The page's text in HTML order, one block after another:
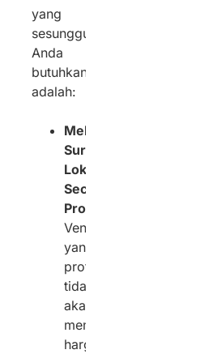
yang
sesungguhnya
Anda
butuhkan
adalah:
Melakukan
Survei
Lokasi
Secara
Proaktif:
Vendor
yang
profesional
tidak
akan
memberikan
harga